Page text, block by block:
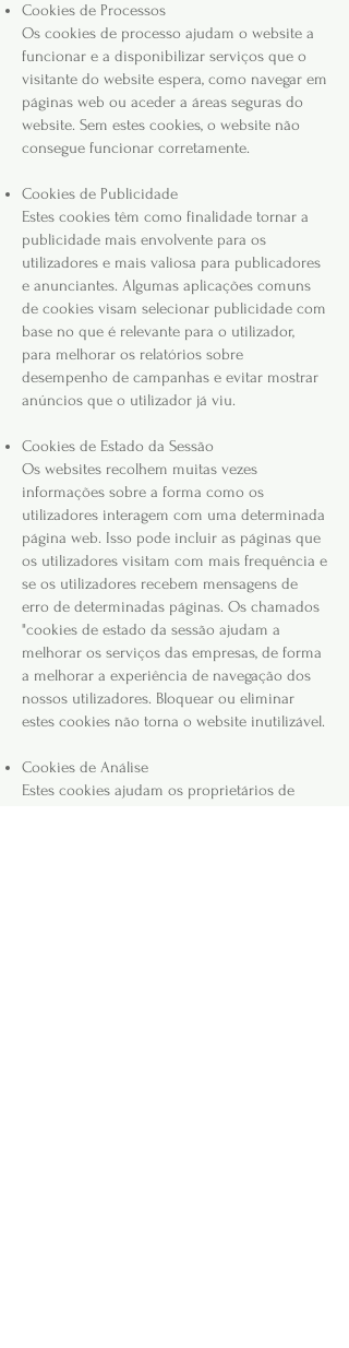
Cookies de Processos
Os cookies de processo ajudam o website a
funcionar e a disponibilizar serviços que o
visitante do website espera, como navegar em
páginas web ou aceder a áreas seguras do
website. Sem estes cookies, o website não
consegue funcionar corretamente.
Cookies de Publicidade
Estes cookies têm como finalidade tornar a
publicidade mais envolvente para os
utilizadores e mais valiosa para publicadores
e anunciantes. Algumas aplicações comuns
de cookies visam selecionar publicidade com
base no que é relevante para o utilizador,
para melhorar os relatórios sobre
desempenho de campanhas e evitar mostrar
anúncios que o utilizador já viu.
Cookies de Estado da Sessão
Os websites recolhem muitas vezes
informações sobre a forma como os
utilizadores interagem com uma determinada
página web. Isso pode incluir as páginas que
os utilizadores visitam com mais frequência e
se os utilizadores recebem mensagens de
erro de determinadas páginas. Os chamados
"cookies de estado da sessão ajudam a
melhorar os serviços das empresas, de forma
a melhorar a experiência de navegação dos
nossos utilizadores. Bloquear ou eliminar
estes cookies não torna o website inutilizável.
Cookies de Análise
Estes cookies ajudam os proprietários de